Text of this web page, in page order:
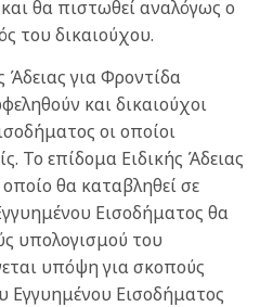
θα πιστωθεί αναλόγως ο
του δικαιούχου.
Άδειας για Φροντίδα
και δικαιούχοι
οι οποίοι
Το επίδομα Ειδικής Άδειας
θα καταβληθεί σε
Εισοδήματος θα
υπολογισμού του
υπόψη για σκοπούς
Εγγυημένου Εισοδήματος